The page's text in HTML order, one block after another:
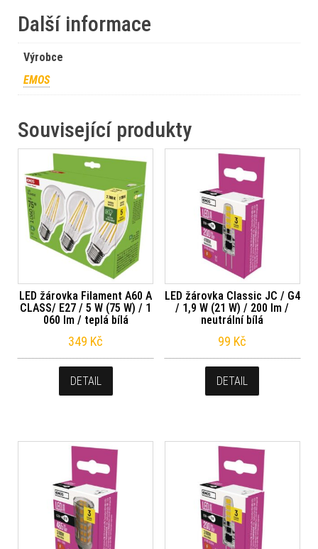
Další informace
Výrobce
EMOS
Související produkty
LED žárovka Filament A60 A
CLASS/ E27 / 5 W (75 W) / 1
060 lm / teplá bílá
349 Kč
DETAIL
LED žárovka Classic JC / G4
/ 1,9 W (21 W) / 200 lm /
neutrální bílá
99 Kč
DETAIL